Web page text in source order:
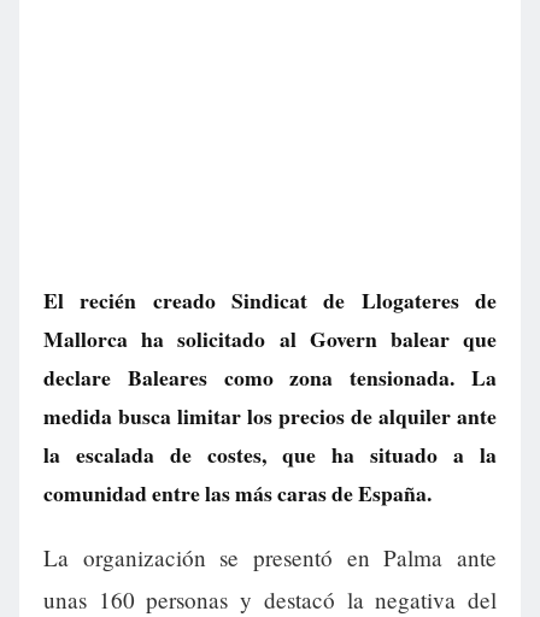
El recién creado Sindicat de Llogateres de
Mallorca ha solicitado al Govern balear que
declare Baleares como zona tensionada. La
medida busca limitar los precios de alquiler ante
la escalada de costes, que ha situado a la
comunidad entre las más caras de España.
La organización se presentó en Palma ante
unas 160 personas y destacó la negativa del